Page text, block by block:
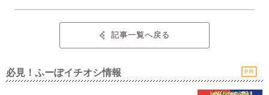
記事一覧へ戻る
必見！ふーぽイチオシ情報 PR